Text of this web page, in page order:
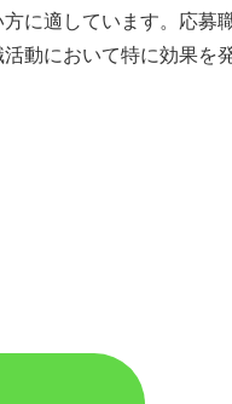
に適しています。応募
動において特に効果を